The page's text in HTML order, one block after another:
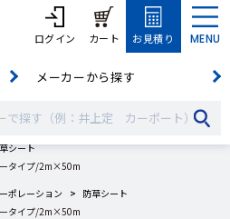
ログイン カート お見積り MENU
メーカーから探す
シート
ータイプ/2m×50m
ポレーション
防草シート
ータイプ/2m×50m